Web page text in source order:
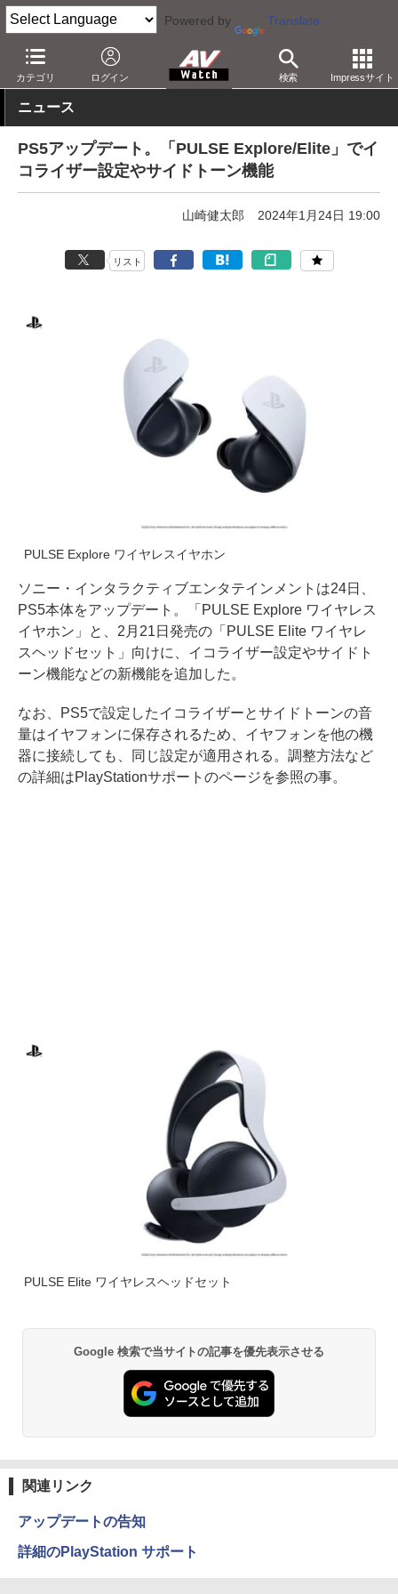
Powered by Translate
カテゴリ ログイン 検索 Impressサイト
AV Watch 製品 ゲーム機 PS5
ニュース
PS5アップデート。「PULSE Explore/Elite」でイ
コライザー設定やサイドトーン機能
山崎健太郎 2024年1月24日 19:00
リスト
PULSE Explore ワイヤレスイヤホン
ソニー・インタラクティブエンタテインメントは24日、
PS5本体をアップデート。「PULSE Explore ワイヤレス
イヤホン」と、2月21日発売の「PULSE Elite ワイヤレ
スヘッドセット」向けに、イコライザー設定やサイドト
ーン機能などの新機能を追加した。
なお、PS5で設定したイコライザーとサイドトーンの音
量はイヤフォンに保存されるため、イヤフォンを他の機
器に接続しても、同じ設定が適用される。調整方法など
の詳細はPlayStationサポートのページを参照の事。
PULSE Elite ワイヤレスヘッドセット
Google 検索で当サイトの記事を優先表示させる
関連リンク
アップデートの告知
詳細のPlayStation サポート